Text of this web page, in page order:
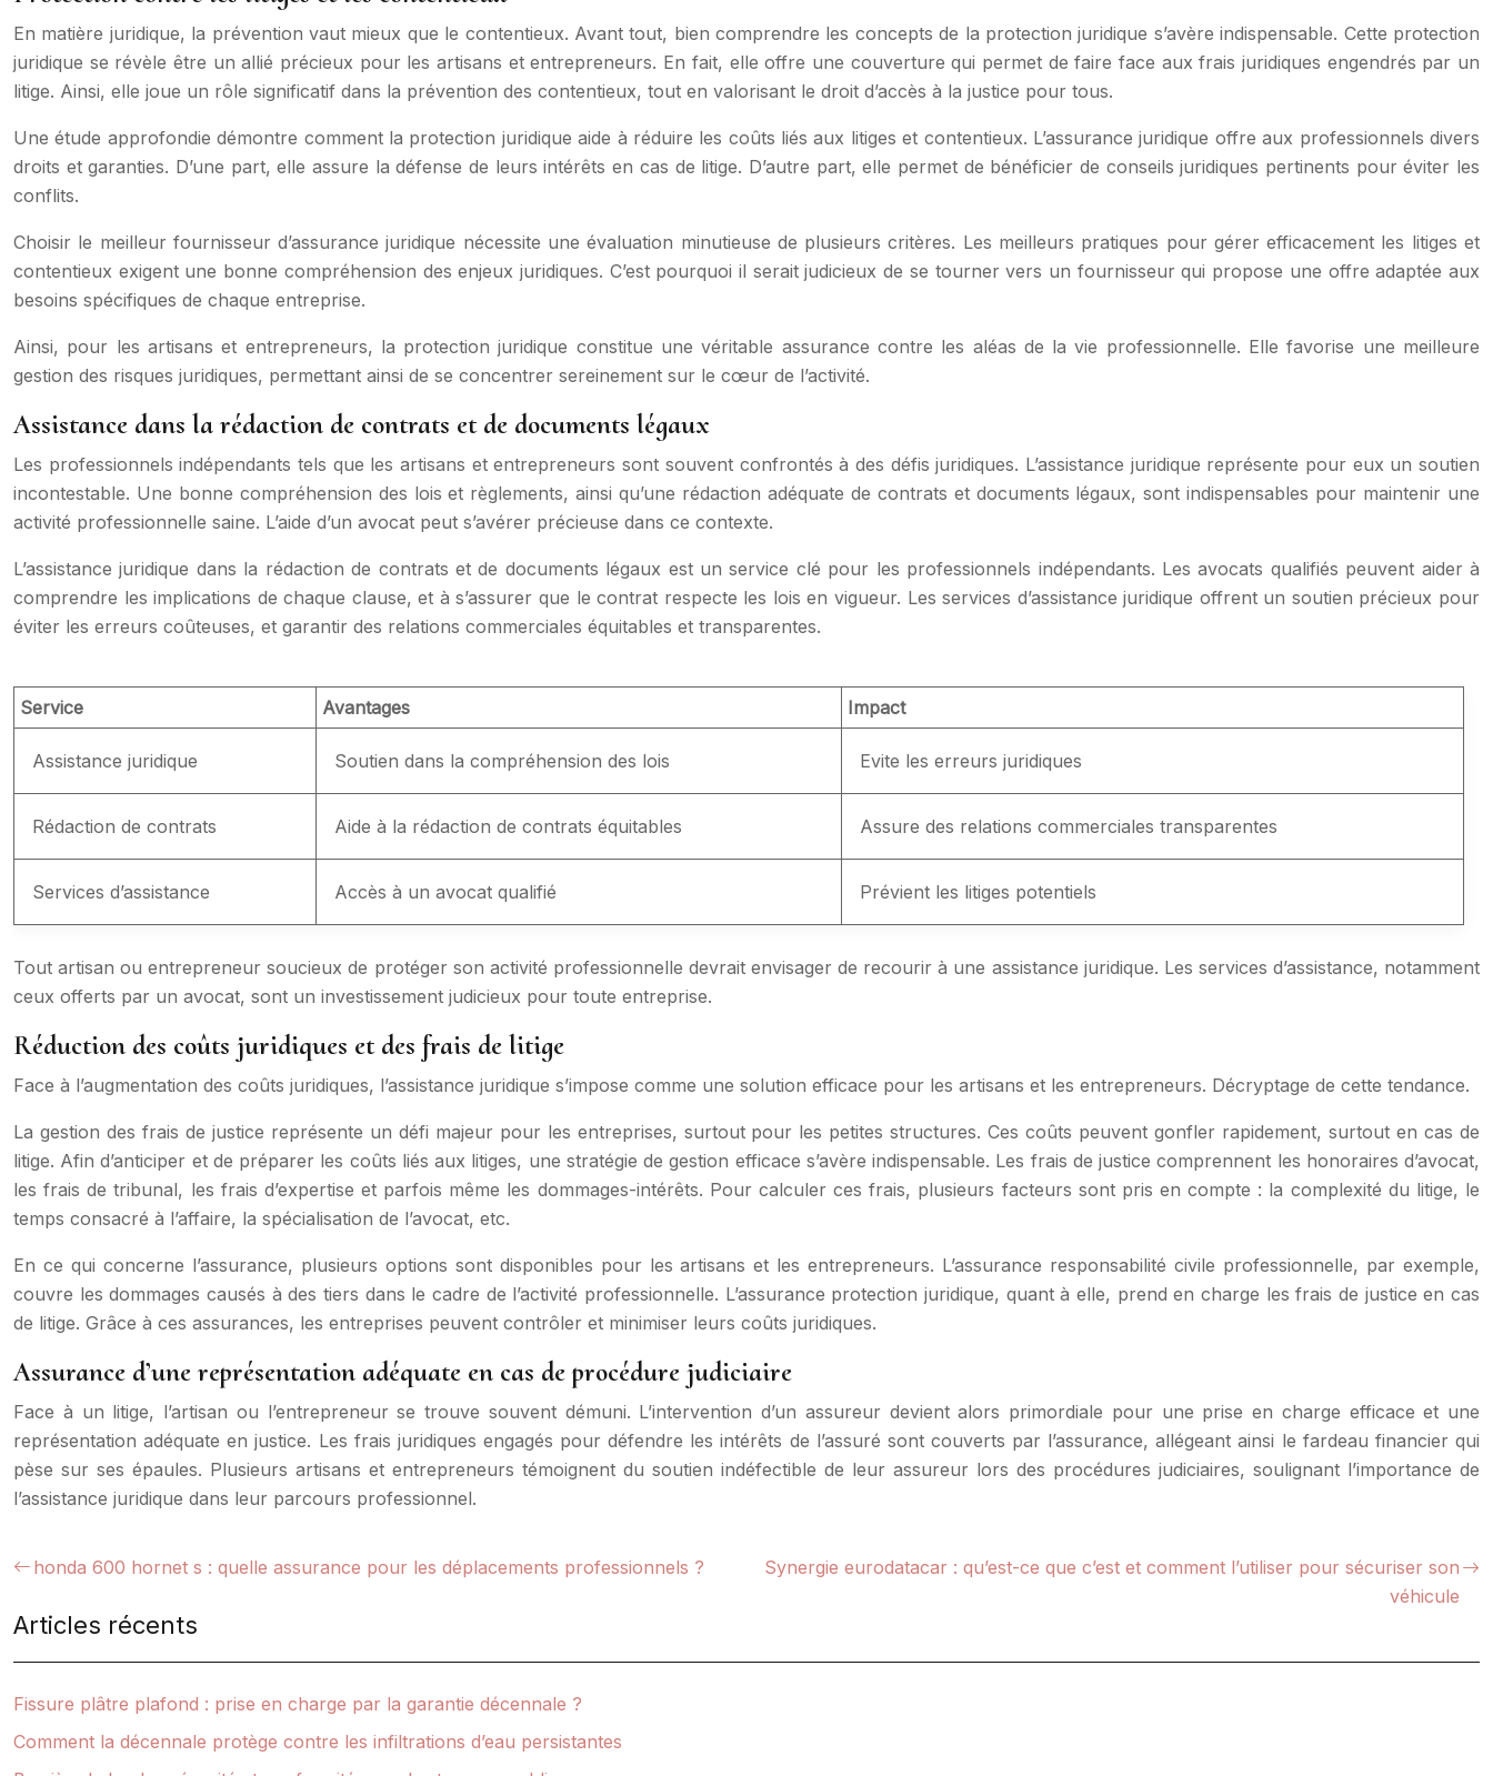
En matière juridique, la prévention vaut mieux que le contentieux. Avant tout, bien comprendre les concepts de la protection juridique s’avère indispensable. Cette protection
juridique se révèle être un allié précieux pour les artisans et entrepreneurs. En fait, elle offre une couverture qui permet de faire face aux frais juridiques engendrés par un
litige. Ainsi, elle joue un rôle significatif dans la prévention des contentieux, tout en valorisant le droit d’accès à la justice pour tous.
Une étude approfondie démontre comment la protection juridique aide à réduire les coûts liés aux litiges et contentieux. L’assurance juridique offre aux professionnels divers
droits et garanties. D’une part, elle assure la défense de leurs intérêts en cas de litige. D’autre part, elle permet de bénéficier de conseils juridiques pertinents pour éviter les
conflits.
Choisir le meilleur fournisseur d’assurance juridique nécessite une évaluation minutieuse de plusieurs critères. Les meilleurs pratiques pour gérer efficacement les litiges et
contentieux exigent une bonne compréhension des enjeux juridiques. C’est pourquoi il serait judicieux de se tourner vers un fournisseur qui propose une offre adaptée aux
besoins spécifiques de chaque entreprise.
Ainsi, pour les artisans et entrepreneurs, la protection juridique constitue une véritable assurance contre les aléas de la vie professionnelle. Elle favorise une meilleure
gestion des risques juridiques, permettant ainsi de se concentrer sereinement sur le cœur de l’activité.
Assistance dans la rédaction de contrats et de documents légaux
Les professionnels indépendants tels que les artisans et entrepreneurs sont souvent confrontés à des défis juridiques. L’assistance juridique représente pour eux un soutien
incontestable. Une bonne compréhension des lois et règlements, ainsi qu’une rédaction adéquate de contrats et documents légaux, sont indispensables pour maintenir une
activité professionnelle saine. L’aide d’un avocat peut s’avérer précieuse dans ce contexte.
L’assistance juridique dans la rédaction de contrats et de documents légaux est un service clé pour les professionnels indépendants. Les avocats qualifiés peuvent aider à
comprendre les implications de chaque clause, et à s’assurer que le contrat respecte les lois en vigueur. Les services d’assistance juridique offrent un soutien précieux pour
éviter les erreurs coûteuses, et garantir des relations commerciales équitables et transparentes.
Service Avantages Impact
Assistance juridique Soutien dans la compréhension des lois Evite les erreurs juridiques
Rédaction de contrats Aide à la rédaction de contrats équitables Assure des relations commerciales transparentes
Services d’assistance Accès à un avocat qualifié Prévient les litiges potentiels
Tout artisan ou entrepreneur soucieux de protéger son activité professionnelle devrait envisager de recourir à une assistance juridique. Les services d’assistance, notamment
ceux offerts par un avocat, sont un investissement judicieux pour toute entreprise.
Réduction des coûts juridiques et des frais de litige
Face à l’augmentation des coûts juridiques, l’assistance juridique s’impose comme une solution efficace pour les artisans et les entrepreneurs. Décryptage de cette tendance.
La gestion des frais de justice représente un défi majeur pour les entreprises, surtout pour les petites structures. Ces coûts peuvent gonfler rapidement, surtout en cas de
litige. Afin d’anticiper et de préparer les coûts liés aux litiges, une stratégie de gestion efficace s’avère indispensable. Les frais de justice comprennent les honoraires d’avocat,
les frais de tribunal, les frais d’expertise et parfois même les dommages-intérêts. Pour calculer ces frais, plusieurs facteurs sont pris en compte : la complexité du litige, le
temps consacré à l’affaire, la spécialisation de l’avocat, etc.
En ce qui concerne l’assurance, plusieurs options sont disponibles pour les artisans et les entrepreneurs. L’assurance responsabilité civile professionnelle, par exemple,
couvre les dommages causés à des tiers dans le cadre de l’activité professionnelle. L’assurance protection juridique, quant à elle, prend en charge les frais de justice en cas
de litige. Grâce à ces assurances, les entreprises peuvent contrôler et minimiser leurs coûts juridiques.
Assurance d’une représentation adéquate en cas de procédure judiciaire
Face à un litige, l’artisan ou l’entrepreneur se trouve souvent démuni. L’intervention d’un assureur devient alors primordiale pour une prise en charge efficace et une
représentation adéquate en justice. Les frais juridiques engagés pour défendre les intérêts de l’assuré sont couverts par l’assurance, allégeant ainsi le fardeau financier qui
pèse sur ses épaules. Plusieurs artisans et entrepreneurs témoignent du soutien indéfectible de leur assureur lors des procédures judiciaires, soulignant l’importance de
l’assistance juridique dans leur parcours professionnel.
honda 600 hornet s : quelle assurance pour les déplacements professionnels ?
Synergie eurodatacar : qu’est-ce que c’est et comment l’utiliser pour sécuriser son
véhicule
Articles récents
Fissure plâtre plafond : prise en charge par la garantie décennale ?
Comment la décennale protège contre les infiltrations d’eau persistantes